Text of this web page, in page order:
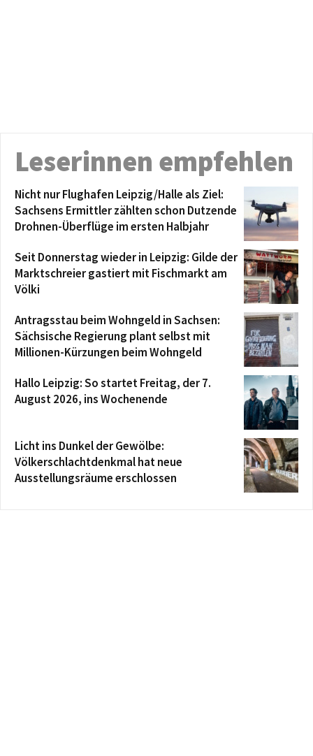
Leserinnen empfehlen
Nicht nur Flughafen Leipzig/Halle als Ziel:
Sachsens Ermittler zählten schon Dutzende
Drohnen-Überflüge im ersten Halbjahr
Seit Donnerstag wieder in Leipzig: Gilde der
Marktschreier gastiert mit Fischmarkt am
Völki
Antragsstau beim Wohngeld in Sachsen:
Sächsische Regierung plant selbst mit
Millionen-Kürzungen beim Wohngeld
Hallo Leipzig: So startet Freitag, der 7.
August 2026, ins Wochenende
Licht ins Dunkel der Gewölbe:
Völkerschlachtdenkmal hat neue
Ausstellungsräume erschlossen